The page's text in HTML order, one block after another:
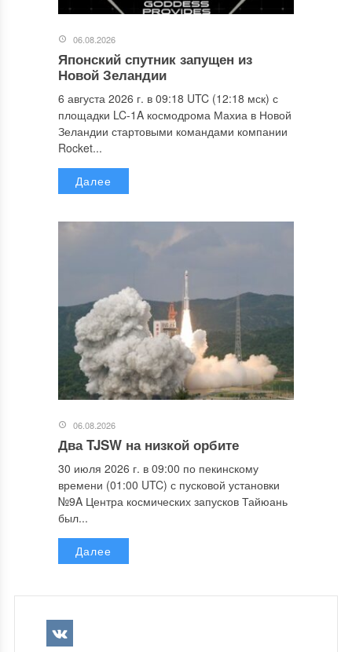
06.08.2026
Японский спутник запущен из
Новой Зеландии
6 августа 2026 г. в 09:18 UTC (12:18 мск) с
площадки LC-1A космодрома Махиа в Новой
Зеландии стартовыми командами компании
Rocket...
Далее
06.08.2026
Два TJSW на низкой орбите
30 июля 2026 г. в 09:00 по пекинскому
времени (01:00 UTC) с пусковой установки
№9A Центра космических запусков Тайюань
был...
Далее